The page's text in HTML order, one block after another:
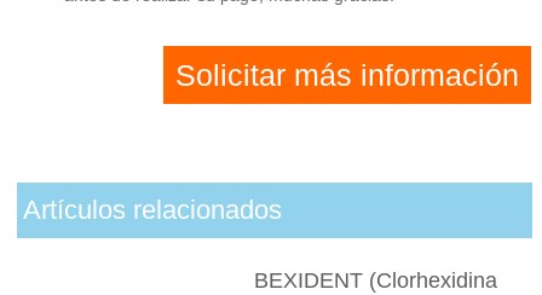
Solicitar más información
Artículos relacionados
BEXIDENT (Clorhexidina